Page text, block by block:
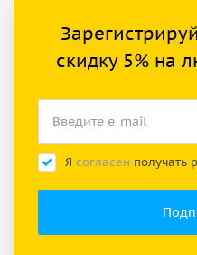
скидку 5% на
Я согласен получать